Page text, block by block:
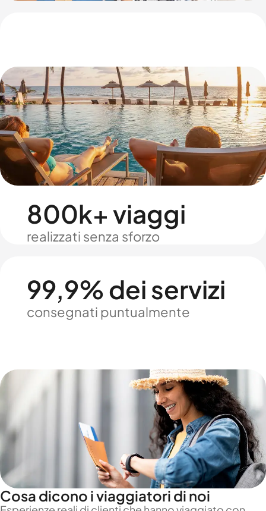
800k+ viaggi
realizzati senza sforzo
99,9% dei servizi
consegnati puntualmente
Cosa dicono i viaggiatori di noi